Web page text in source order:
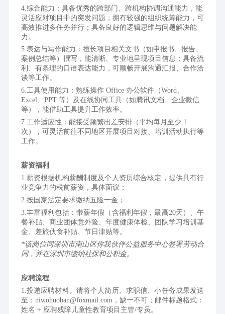
综合能力：具备优秀的跨部门、跨机构协调沟通能力，能
灵活应对项目中的突发问题；拥有较强的组织统筹能力，可
高效推进多任务并行；具备良好的逻辑思维与问题解决能
力。
表达与写作能力：擅长项目相关文书（如申报书、报告、
案例总结等）撰写，能清晰、专业地呈现项目信息；具备流
利、有条理的口语表达能力，可顺畅开展沟通汇报、合作洽
谈等工作。
工具使用能力：熟练操作 Office 办公软件（Word、
Excel、PPT 等）及在线协同工具（如腾讯文档、企业微信
等），能借助工具提升工作效率。
工作适应性：能接受频繁出差安排（平均每月至少 1
次），可灵活前往不同地区开展项目对接、培训活动执行等
工作。
薪资福利
1.薪资根据机构薪酬制度及个人资历综合核定，提供具有行
业竞争力的税前薪资，具体面议；
2.按国家法定要求缴纳五险一金；
3.丰富福利包括：带薪年假（含福利年假，最高20天）、午
餐补贴、商业团体意外险、年度健康体检、团队学习培训基
金、差旅伙食补贴、节日津贴等。
*该岗位同深圳市南山区你我伙伴公益服务中心签署劳动合
同，并在深圳市缴纳社保和公积金。
应聘流程
1.投递应聘材料。请将个人简历、求职信、小任务成果发送
至： niwohuoban@foxmail.com， 缺一不可；邮件标题格式：
姓名 + 应聘残障儿童性教育项目主管/专员。